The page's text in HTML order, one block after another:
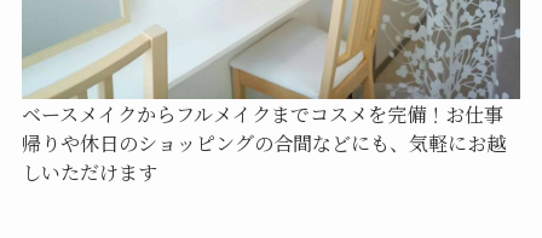
ベースメイクからフルメイクまでコスメを完備！お仕事
帰りや休日のショッピングの合間などにも、気軽にお越
しいただけます